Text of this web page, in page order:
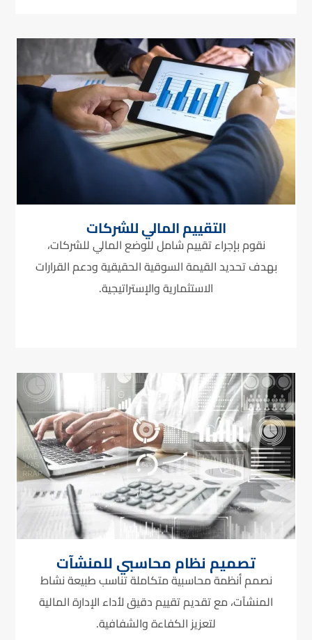
التقييم المالي للشركات
نقوم بإجراء تقييم شامل للوضع المالي للشركات،
بهدف تحديد القيمة السوقية الحقيقية ودعم القرارات
الاستثمارية والإستراتيجية.
تصميم نظام محاسبي للمنشآت
نصمم أنظمة محاسبية متكاملة تناسب طبيعة نشاط
المنشآت، مع تقديم تقييم دقيق لأداء الإدارة المالية
لتعزيز الكفاءة والشفافية.